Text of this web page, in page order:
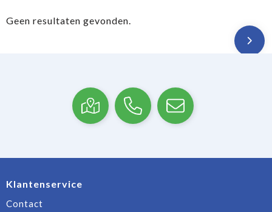
Geen resultaten gevonden.
Klantenservice
Contact